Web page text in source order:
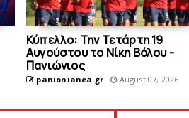
Κύπελλο: Την Τετάρτη 19
Αυγούστου το Νίκη Βόλου -
Πανιώνιος
panionianea.gr August 07, 2026